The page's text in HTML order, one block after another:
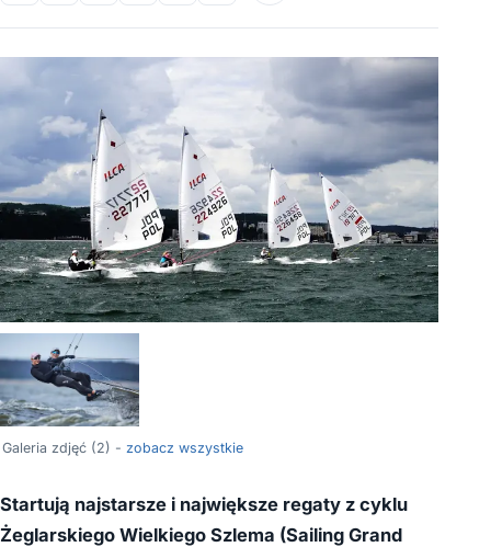
Galeria zdjęć (2) - zobacz wszystkie
Startują najstarsze i największe regaty z cyklu
Żeglarskiego Wielkiego Szlema (Sailing Grand